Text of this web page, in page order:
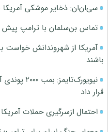
سی‌ان‌ان: ذخایر موشکی
تماس بن‌سلمان با ترامپ پیش
آمریکا از شهروندانش خواست
باشند
قرار داد
احتمال ازسرگیری حملات آمریکا